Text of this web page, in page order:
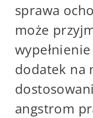
sprawa
może
dodatek na
angstrom